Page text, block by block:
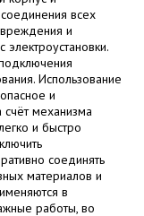
всех
и
Использование
и
механизма
и быстро
соединять
материалов и
в
работы, во